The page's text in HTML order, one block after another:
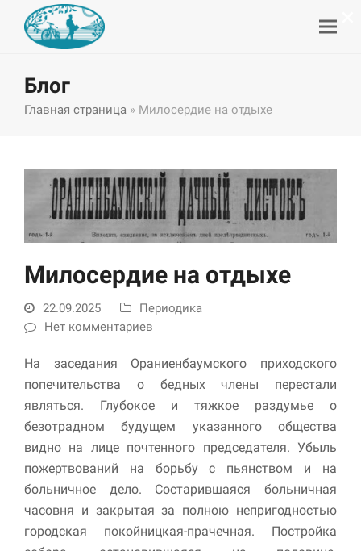
Блог
Главная страница » Милосердие на отдыхе
Милосердие на отдыхе
22.09.2025
Периодика
Нет комментариев
На заседания Ораниенбаумского приходского
попечительства о бедных члены перестали
являться. Глубокое и тяжкое раздумье о
безотрадном будущем указанного общества
видно на лице почтенного председателя. Убыль
пожертвований на борьбу с пьянством и на
больничное дело. Состарившаяся больничная
часовня и закрытая за полною непригодностью
городская покойницкая-прачечная. Постройка
Необходимые